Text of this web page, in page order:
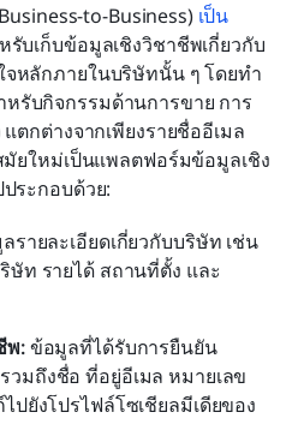
to-Business) เป็น
รับเก็บข้อมูลเชิงวิชาชีพเกี่ยวกับ
หลักภายในบริษัทนั้น ๆ โดยทำ
รับกิจกรรมด้านการขาย การ
กต่างจากเพียงรายชื่ออีเมล
ยใหม่เป็นแพลตฟอร์มข้อมูลเชิง
ระกอบด้วย:
รายละเอียดเกี่ยวกับบริษัท เช่น
ท รายได้ สถานที่ตั้ง และ
พ: ข้อมูลที่ได้รับการยืนยัน
มถึงชื่อ ที่อยู่อีเมล หมายเลข
ปยังโปรไฟล์โซเชียลมีเดียของ